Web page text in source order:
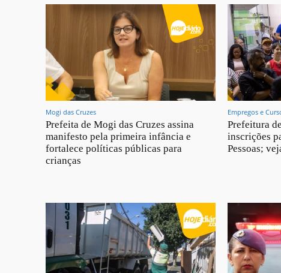
Mogi das Cruzes
Prefeita de Mogi das Cruzes assina
manifesto pela primeira infância e
fortalece políticas públicas para
crianças
Empregos e
Prefeitura
inscrições
Pessoas;